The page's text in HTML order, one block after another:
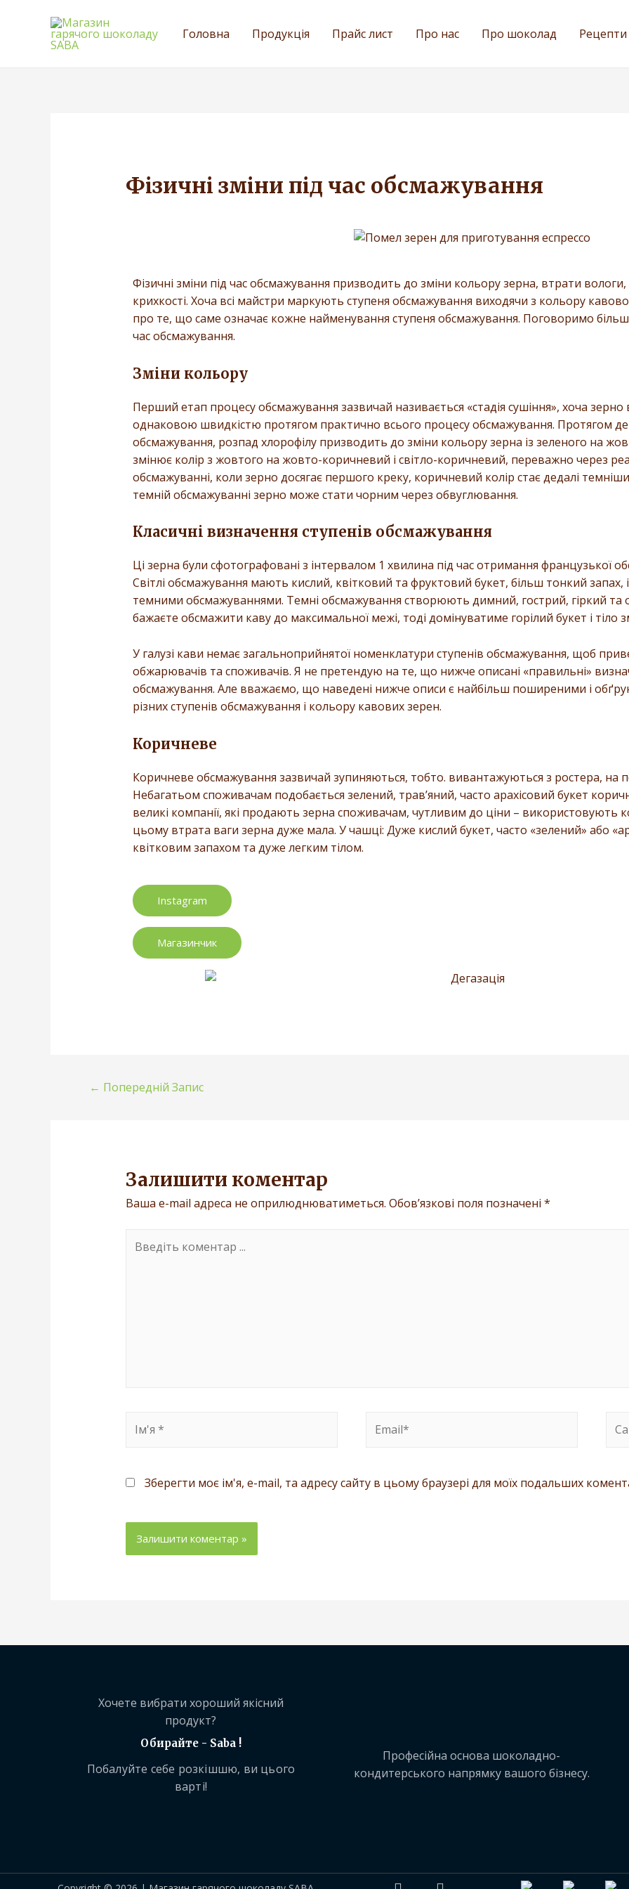
Головна Продукція Прайс лист Про нас Про шоколад Рецепти
Фізичні зміни під час обсмажування
Фізичні зміни під час обсмажування призводить до зміни кольору зерна, втрати
крихкості. Хоча всі майстри маркують ступеня обсмажування виходячи з кольору
про те, що саме означає кожне найменування ступеня обсмажування. Поговоримо більш
час обсмажування.
Зміни кольору
Перший етап процесу обсмажування зазвичай називається «стадія сушіння», хоча
однаковою швидкістю протягом практично всього процесу обсмажування. Протягом
обсмажування, розпад хлорофілу призводить до зміни кольору зерна із зеленого на
змінює колір з жовтого на жовто-коричневий і світло-коричневий, переважно через
обсмажуванні, коли зерно досягає першого креку, коричневий колір стає дедалі
темній обсмажуванні зерно може стати чорним через обвуглювання.
Класичні визначення ступенів обсмажування
Ці зерна були сфотографовані з інтервалом 1 хвилина під час отримання французької
Світлі обсмажування мають кислий, квітковий та фруктовий букет, більш тонкий запах,
темними обсмажуваннями. Темні обсмажування створюють димний, гострий, гіркий та
бажаєте обсмажити каву до максимальної межі, тоді домінуватиме горілий букет і тіло
У галузі кави немає загальноприйнятої номенклатури ступенів обсмажування, щоб
обжарювачів та споживачів. Я не претендую на те, що нижче описані «правильні»
обсмажування. Але вважаємо, що наведені нижче описи є найбільш поширеними і
різних ступенів обсмажування і кольору кавових зерен.
Коричневе
Коричневе обсмажування зазвичай зупиняються, тобто. вивантажуються з ростера, на
Небагатьом споживачам подобається зелений, трав’яний, часто арахісовий букет
великі компанії, які продають зерна споживачам, чутливим до ціни – використовують
цьому втрата ваги зерна дуже мала. У чашці: Дуже кислий букет, часто «зелений» або
квітковим запахом та дуже легким тілом.
Instagram
Магазинчик
← Попередній Запис
Залишити коментар
Ваша e-mail адреса не оприлюднюватиметься. Обов’язкові поля позначені *
Зберегти моє ім'я, e-mail, та адресу сайту в цьому браузері для моїх подальших
Хочете вибрати хороший якісний
продукт?
Обирайте - Saba !
Побалуйте себе розкішшю, ви цього
варті!
Професійна основа шоколадно-
кондитерського напрямку вашого бізнесу.